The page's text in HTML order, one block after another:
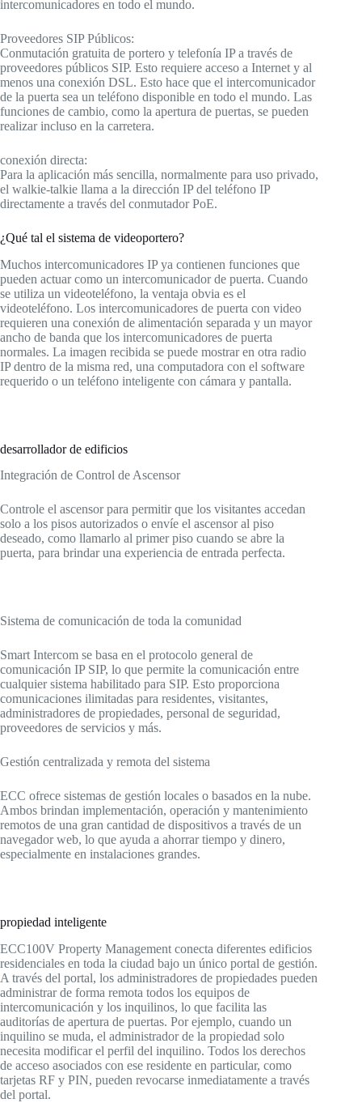
intercomunicadores en todo el mundo.
Proveedores SIP Públicos:
Conmutación gratuita de portero y telefonía IP a través de
proveedores públicos SIP. Esto requiere acceso a Internet y al
menos una conexión DSL. Esto hace que el intercomunicador
de la puerta sea un teléfono disponible en todo el mundo. Las
funciones de cambio, como la apertura de puertas, se pueden
realizar incluso en la carretera.
conexión directa:
Para la aplicación más sencilla, normalmente para uso privado,
el walkie-talkie llama a la dirección IP del teléfono IP
directamente a través del conmutador PoE.
¿Qué tal el sistema de videoportero?
Muchos intercomunicadores IP ya contienen funciones que
pueden actuar como un intercomunicador de puerta. Cuando
se utiliza un videoteléfono, la ventaja obvia es el
videoteléfono. Los intercomunicadores de puerta con video
requieren una conexión de alimentación separada y un mayor
ancho de banda que los intercomunicadores de puerta
normales. La imagen recibida se puede mostrar en otra radio
IP dentro de la misma red, una computadora con el software
requerido o un teléfono inteligente con cámara y pantalla.
desarrollador de edificios
Integración de Control de Ascensor
Controle el ascensor para permitir que los visitantes accedan
solo a los pisos autorizados o envíe el ascensor al piso
deseado, como llamarlo al primer piso cuando se abre la
puerta, para brindar una experiencia de entrada perfecta.
Sistema de comunicación de toda la comunidad
Smart Intercom se basa en el protocolo general de
comunicación IP SIP, lo que permite la comunicación entre
cualquier sistema habilitado para SIP. Esto proporciona
comunicaciones ilimitadas para residentes, visitantes,
administradores de propiedades, personal de seguridad,
proveedores de servicios y más.
Gestión centralizada y remota del sistema
ECC ofrece sistemas de gestión locales o basados en la nube.
Ambos brindan implementación, operación y mantenimiento
remotos de una gran cantidad de dispositivos a través de un
navegador web, lo que ayuda a ahorrar tiempo y dinero,
especialmente en instalaciones grandes.
propiedad inteligente
ECC100V Property Management conecta diferentes edificios
residenciales en toda la ciudad bajo un único portal de gestión.
A través del portal, los administradores de propiedades pueden
administrar de forma remota todos los equipos de
intercomunicación y los inquilinos, lo que facilita las
auditorías de apertura de puertas. Por ejemplo, cuando un
inquilino se muda, el administrador de la propiedad solo
necesita modificar el perfil del inquilino. Todos los derechos
de acceso asociados con ese residente en particular, como
tarjetas RF y PIN, pueden revocarse inmediatamente a través
del portal.